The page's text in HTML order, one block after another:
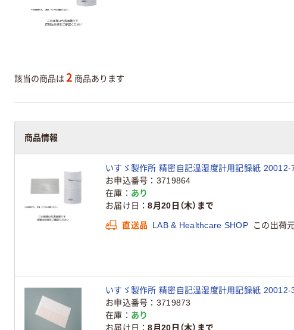
該当の商品は 2 商品あります
商品情報
いすゞ製作所 精密自記温湿度計用記録紙 20012-
お申込番号
3719864
在庫
あり
お届け日
8月20日（木）まで
直送品 LAB & Healthcare SHOP この出荷
いすゞ製作所 精密自記温湿度計用記録紙 20012-
お申込番号
3719873
在庫
あり
お届け日
8月20日（木）まで